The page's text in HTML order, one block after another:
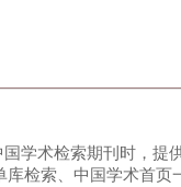
学术检索期刊时，提
检索、中国学术首页